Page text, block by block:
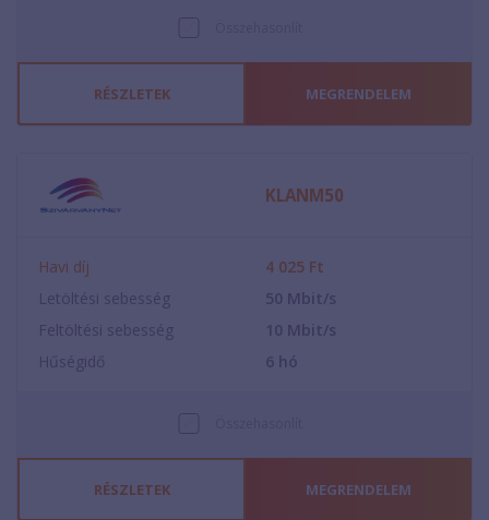
RÉSZLETEK MEGRENDELEM
KLANM50
Havi díj 4 025 Ft
Letöltési sebesség
50 Mbit/s
Feltöltési sebesség
10 Mbit/s
Hűségidő
6 hó
RÉSZLETEK MEGRENDELEM